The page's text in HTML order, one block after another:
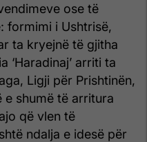
ose të
formimi i Ushtrisë,
ta kryejnë të gjitha
‘Haradinaj’ arriti ta
Ligji për Prishtinën,
e shumë të arritura
që vlen të
ndalja e idesë për